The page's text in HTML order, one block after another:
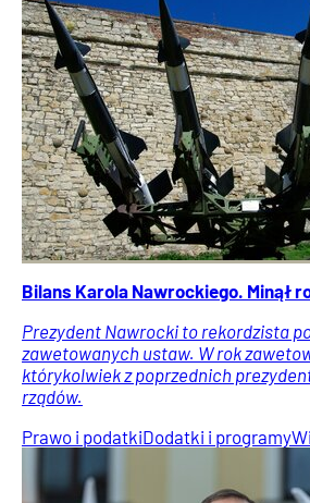
Bilans Karola Nawrockiego. Minął
Prezydent Nawrocki to rekordzista
zawetowanych ustaw. W rok
którykolwiek z poprzednich
rządów.
Prawo i podatkiDodatki i programy